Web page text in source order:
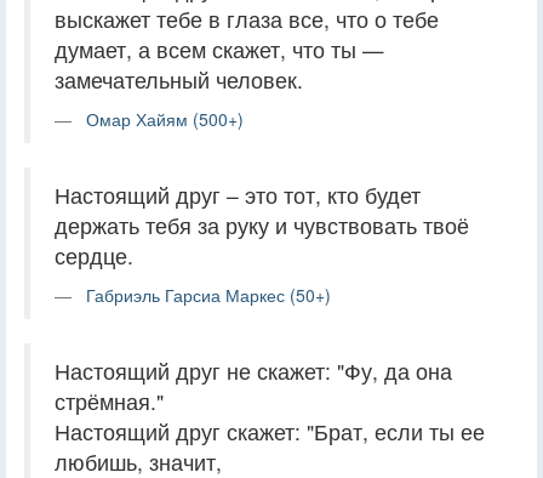
выскажет тебе в глаза все, что о тебе
думает, а всем скажет, что ты —
замечательный человек.
Омар Хайям (500+)
Настоящий друг – это тот, кто будет
держать тебя за руку и чувствовать твоё
сердце.
Габриэль Гарсиа Маркес (50+)
Настоящий друг не скажет: "Фу, да она
стрёмная."
Настоящий друг скажет: "Брат, если ты ее
любишь, значит,